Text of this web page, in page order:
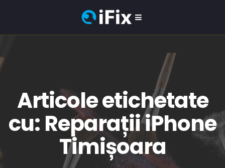
Articole etichetate
cu: Reparații iPhone
Timișoara